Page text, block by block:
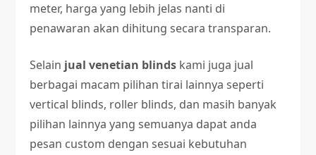
meter, harga yang lebih jelas nanti di
penawaran akan dihitung secara transparan.
Selain jual venetian blinds kami juga jual
berbagai macam pilihan tirai lainnya seperti
vertical blinds, roller blinds, dan masih banyak
pilihan lainnya yang semuanya dapat anda
pesan custom dengan sesuai kebutuhan